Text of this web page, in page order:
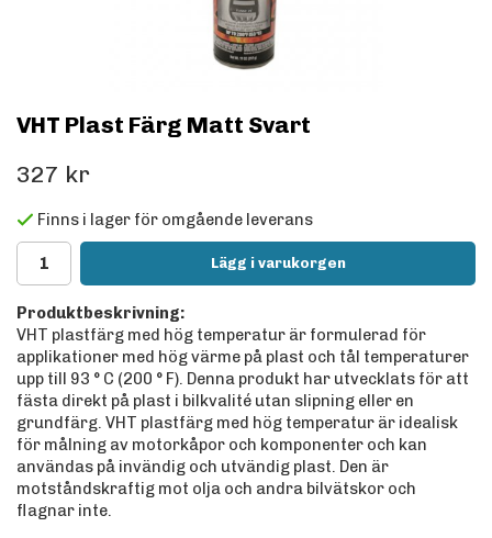
VHT Plast Färg Matt Svart
327 kr
Finns i lager för omgående leverans
Lägg i varukorgen
Produktbeskrivning:
VHT plastfärg med hög temperatur är formulerad för
applikationer med hög värme på plast och tål temperaturer
upp till 93 ° C (200 ° F). Denna produkt har utvecklats för att
fästa direkt på plast i bilkvalité utan slipning eller en
grundfärg. VHT plastfärg med hög temperatur är idealisk
för målning av motorkåpor och komponenter och kan
användas på invändig och utvändig plast. Den är
motståndskraftig mot olja och andra bilvätskor och
flagnar inte.